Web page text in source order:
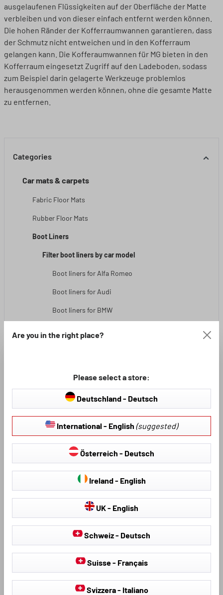
ausgelaufenen Flüssigkeiten auf der Oberfläche der Matte
verbleiben und von dieser einfach entfernt werden können.
Die hohen Ränder der Kofferraumwannen garantieren, dass
der Schmutz nicht entweichen und in den Kofferraum
gelangen kann. Die Kofferaumwannen für MG bieten in den
Kofferraum eingesetzt Zugriff auf den Ladeboden, sodass
zum Beispiel darin gelagerte Werkzeuge problemlos
herausgenommen werden können, ohne die gesamte Matte
zu entfernen.
Categories
Car mats & carpets
Fabric Floor Mats
Rubber Floor Mats
Boot Liners
Filter boot liners by car model
Boot liners for Alfa Romeo
Boot liners for Audi
Boot liners for BMW
Boot liners for Fiat
Boot liners for Ford
Boot liners for Honda
Boot liners for Hyundai
Boot liners for Jaguar
Boot liners for KIA
Boot liners for Lancia
Boot liners for Mazda
Boot liners for Mercedes-Benz
Are you in the right place?
Please select a store:
Deutschland - Deutsch
International - English (suggested)
Österreich - Deutsch
Ireland - English
UK - English
Schweiz - Deutsch
Suisse - Français
Svizzera - Italiano